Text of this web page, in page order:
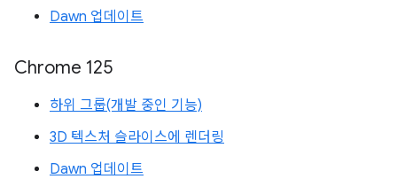
Dawn 업데이트
Chrome 125
하위 그룹(개발 중인 기능)
3D 텍스처 슬라이스에 렌더링
Dawn 업데이트